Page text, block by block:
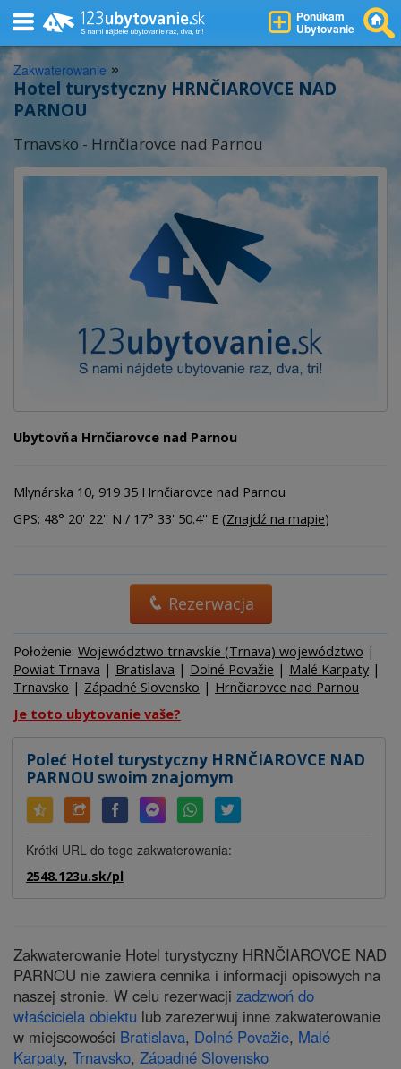
Ponúkam
Ubytovanie
Zakwaterowanie »
Hotel turystyczny HRNČIAROVCE NAD
PARNOU
Trnavsko - Hrnčiarovce nad Parnou
Ubytovňa Hrnčiarovce nad Parnou
Mlynárska 10, 919 35 Hrnčiarovce nad Parnou
GPS: 48° 20' 22'' N / 17° 33' 50.4'' E (Znajdź na mapie)
Rezerwacja
Położenie: Województwo trnavskie (Trnava) województwo |
Powiat Trnava | Bratislava | Dolné Považie | Malé Karpaty |
Trnavsko | Západné Slovensko | Hrnčiarovce nad Parnou
Je toto ubytovanie vaše?
Poleć Hotel turystyczny HRNČIAROVCE NAD
PARNOU swoim znajomym
Krótki URL do tego zakwaterowania:
2548.123u.sk/pl
Zakwaterowanie Hotel turystyczny HRNČIAROVCE NAD
PARNOU nie zawiera cennika i informacji opisowych na
naszej stronie. W celu rezerwacji zadzwoń do
właściciela obiektu lub zarezerwuj inne zakwaterowanie
w miejscowości Bratislava, Dolné Považie, Malé
Karpaty, Trnavsko, Západné Slovensko